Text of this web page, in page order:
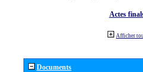
Actes
Afficher
Documents